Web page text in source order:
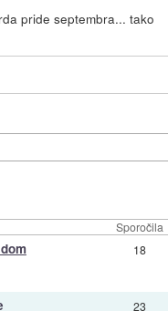
pride septembra... tako
Sporočila
18
23